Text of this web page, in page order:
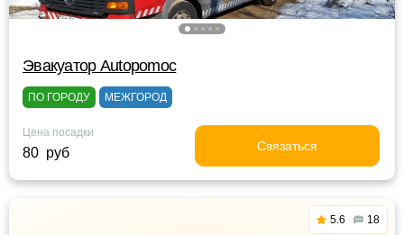
Эвакуатор Autopomoc
ПО ГОРОДУ МЕЖГОРОД
Цена посадки
80 руб Связаться
5.6 18